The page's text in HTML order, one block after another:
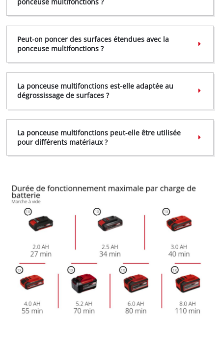
Nous avons besoin de ton accord pour
pouvoir charger Google Maps !
This content is not permitted to load due
to the list of technologies used.
ponceuse multifonctions ?
Peut-on poncer des surfaces étendues avec la
ponceuse multifonctions ?
La ponceuse multifonctions est-elle adaptée au
dégrossissage de surfaces ?
La ponceuse multifonctions peut-elle être utilisée
pour différents matériaux ?